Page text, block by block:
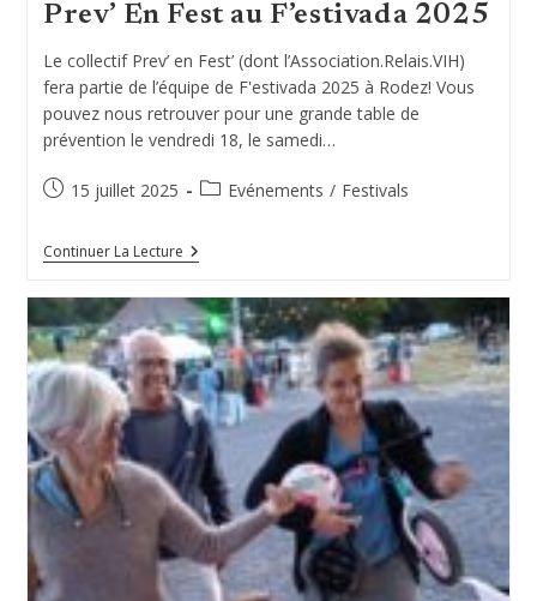
Prev’ En Fest au F’estivada 2025
Le collectif Prev’ en Fest’ (dont l’Association.Relais.VIH)
fera partie de l’équipe de F'estivada 2025 à Rodez! Vous
pouvez nous retrouver pour une grande table de
prévention le vendredi 18, le samedi…
Publication
15 juillet 2025
PostEvénements / Festivals
Continuer La LecturePrev’
En
Au
F’estivada
2025